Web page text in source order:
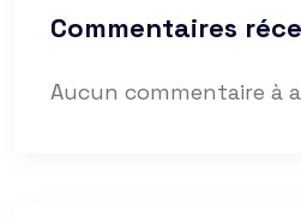
Commentaires
Aucun commentaire à